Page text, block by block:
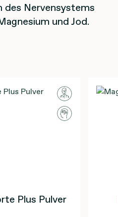
des Nervensystems
und Jod.
Plus Pulver